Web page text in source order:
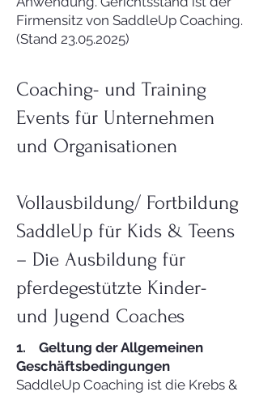
Firmensitz von SaddleUp Coaching.
(Stand 23.05.2025)
Coaching- und Training
Events für Unternehmen
und Organisationen
Vollausbildung/ Fortbildung
SaddleUp für Kids & Teens
– Die Ausbildung für
pferdegestützte Kinder-
und Jugend Coaches
1. Geltung der Allgemeinen
Geschäftsbedingungen
SaddleUp Coaching ist die Krebs &